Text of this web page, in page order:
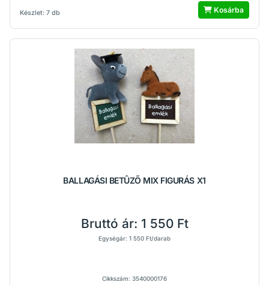
Készlet: 7 db Kosárba
BALLAGÁSI BETÛZŐ MIX FIGURÁS X1
Bruttó ár: 1 550 Ft
Egységár: 1 550 Ft/darab
Cikkszám: 3540000176